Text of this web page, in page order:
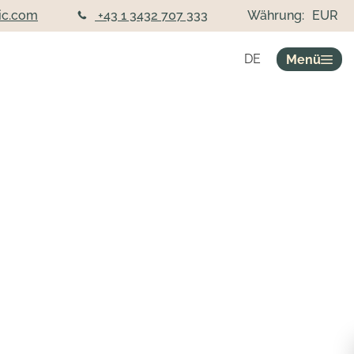
+43 1 3432 707 333 Währung: EUR
DE Menü